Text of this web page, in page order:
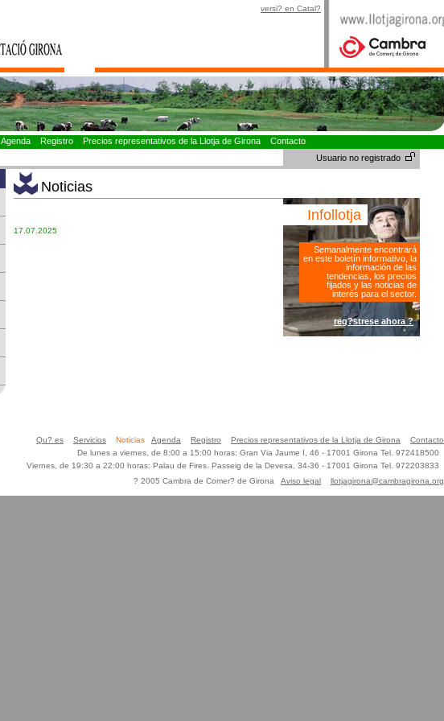
versi? en Catal?
Agenda Registro Precios representativos de la Llotja de Girona
Contacto
Usuario no registrado
Noticias
Infollotja
Semanalmente encontrará
en este boletín informativo, la
información de las
tendencias, los precios
fijados y las noticias de
interés para el sector.
reg?strese ahora ?
17.07.2025
Qu? es Servicios Noticias Agenda Registro Precios representativos de la Llotja de Girona
Contacto
De lunes a viernes, de 8:00 a 15:00 horas: Gran Via Jaume I, 46 - 17001 Girona Tel. 972418500
Viernes, de 19:30 a 22:00 horas: Palau de Fires. Passeig de la Devesa, 34-36 - 17001 Girona Tel. 972203833
? 2005 Cambra de Comer? de Girona Aviso legal llotjagirona@cambragirona.org